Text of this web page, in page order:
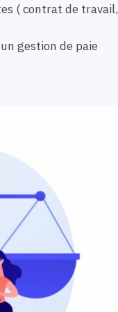
( contrat de travail,
gestion de paie